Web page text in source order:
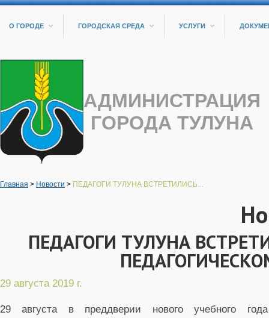
О ГОРОДЕ ГОРОДСКАЯ СРЕДА УСЛУГИ
АДМИНИСТРАЦИЯ
ГОРОДА ТУЛУНА
Главная > Новости > ПЕДАГОГИ ТУЛУНА ВСТРЕТИЛИСЬ...
ПЕДАГОГИ ТУЛУНА
29 августа 2019 г.
29 августа в преддверии нового учебного года